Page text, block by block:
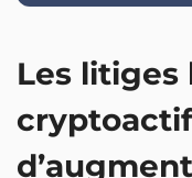
Les litiges